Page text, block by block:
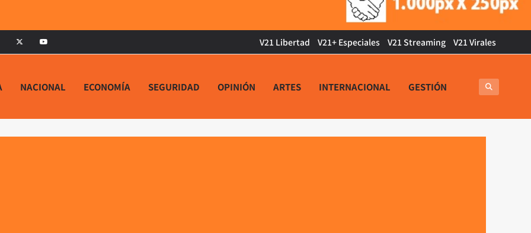
V21 Libertad V21+ Especiales V21 Streaming V21 Virales
NACIONAL ECONOMÍA SEGURIDAD OPINIÓN ARTES INTERNACIONAL GESTIÓN